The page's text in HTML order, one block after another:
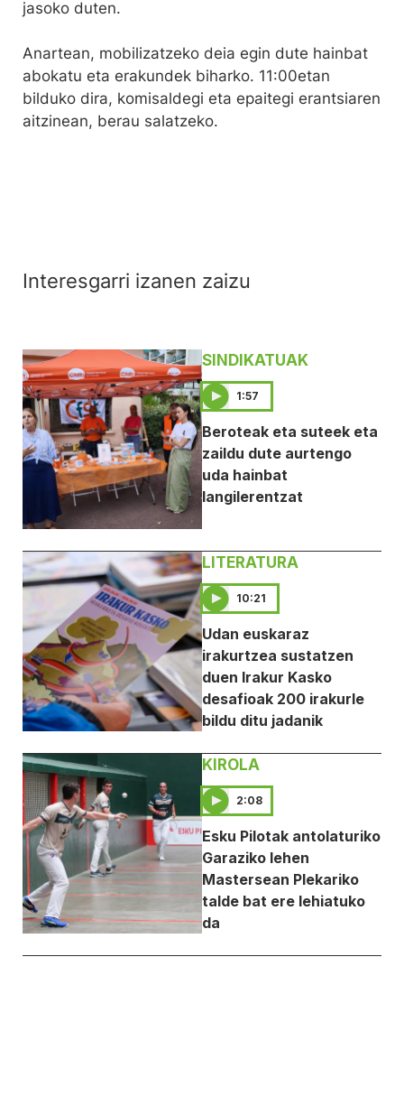
jasoko duten.
Anartean, mobilizatzeko deia egin dute hainbat
abokatu eta erakundek biharko. 11:00etan
bilduko dira, komisaldegi eta epaitegi erantsiaren
aitzinean, berau salatzeko.
Interesgarri izanen zaizu
SINDIKATUAK
1:57
Beroteak eta suteek eta
zaildu dute aurtengo
uda hainbat
langilerentzat
LITERATURA
10:21
Udan euskaraz
irakurtzea sustatzen
duen Irakur Kasko
desafioak 200 irakurle
bildu ditu jadanik
KIROLA
2:08
Esku Pilotak antolaturiko
Garaziko lehen
Mastersean Plekariko
talde bat ere lehiatuko
da